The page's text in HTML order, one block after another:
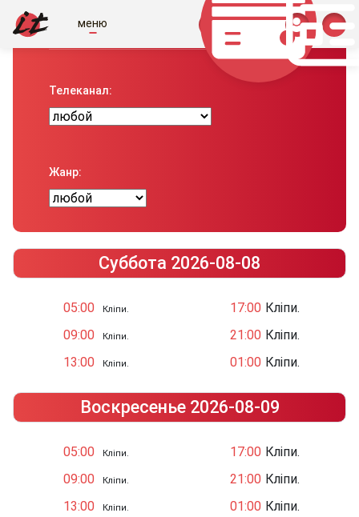
меню
Телепрограма вiд IT
Телеканал:
Жанр:
Суббота 2026-08-08
05:00 Кліпи.
09:00 Кліпи.
13:00 Кліпи.
17:00 Кліпи.
21:00 Кліпи.
01:00 Кліпи.
Воскресенье 2026-08-09
05:00 Кліпи.
09:00 Кліпи.
13:00 Кліпи.
17:00 Кліпи.
21:00 Кліпи.
01:00 Кліпи.